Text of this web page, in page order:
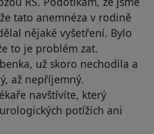
tato anemnéza v rodině
nějaké vyšetření. Bylo
to je problém zat.
už skoro nechodila a
až nepříjemný.
navštívíte, který
potížích ani